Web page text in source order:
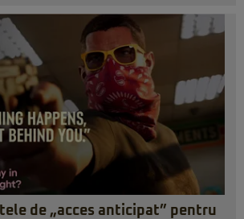
de „acces anticipat” pentru